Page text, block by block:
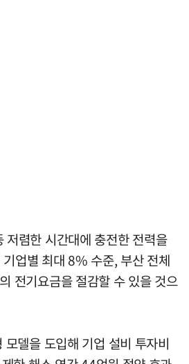
저렴한 시간대에 충전한 전력을
업별 최대 8% 수준, 부산 전체
전기요금을 절감할 수 있을 것으
모델을 도입해 기업 설비 투자비